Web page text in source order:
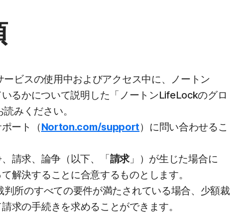
ビスの使用中およびアクセス中に、ノートン
るかについて説明した「ノートンLifeLockのグロ
みください。
ート（Norton.com/support）に問い合わせるこ
請求、論争（以下、「請求」）が生じた場合に
解決することに合意するものとします。
所のすべての要件が満たされている場合、少額裁
求の手続きを求めることができます。